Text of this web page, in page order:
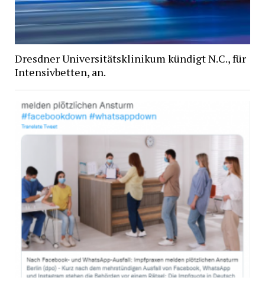
Dresdner Universitätsklinikum kündigt N.C., für
Intensivbetten, an.